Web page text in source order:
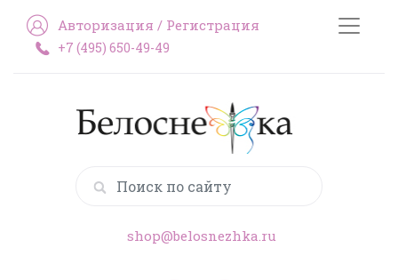
Авторизация / Регистрация
+7 (495) 650-49-49
shop@belosnezhka.ru